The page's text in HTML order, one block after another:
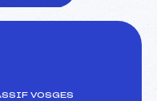
VOSGES